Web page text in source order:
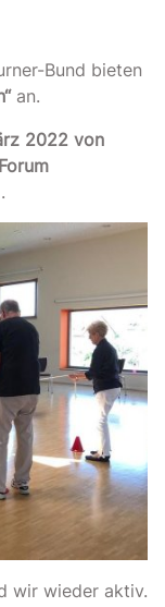
Bund bieten
an.
2022 von
wir wieder aktiv.